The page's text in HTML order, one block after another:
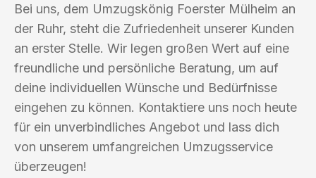
Bei uns, dem Umzugskönig Foerster Mülheim an
der Ruhr, steht die Zufriedenheit unserer Kunden
an erster Stelle. Wir legen großen Wert auf eine
freundliche und persönliche Beratung, um auf
deine individuellen Wünsche und Bedürfnisse
eingehen zu können. Kontaktiere uns noch heute
für ein unverbindliches Angebot und lass dich
von unserem umfangreichen Umzugsservice
überzeugen!